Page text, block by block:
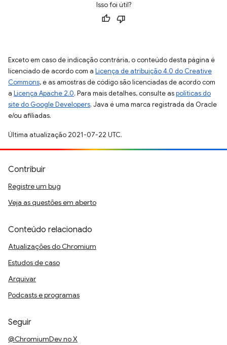
Isso foi útil?
Exceto em caso de indicação contrária, o conteúdo desta página é
licenciado de acordo com a Licença de atribuição 4.0 do Creative
Commons, e as amostras de código são licenciadas de acordo com
a Licença Apache 2.0. Para mais detalhes, consulte aspolíticas do
site do Google Developers. Java é uma marca registrada da Oracle
e/ou afiliadas.
Última atualização 2021-07-22 UTC.
Contribuir
Registre um bug
Veja as questões em aberto
Conteúdo relacionado
Atualizações do Chromium
Estudos de caso
Arquivar
Podcasts e programas
Seguir
@ChromiumDev no X